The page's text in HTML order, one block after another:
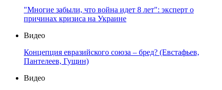
"Многие забыли, что война идет 8 лет": эксперт о
причинах кризиса на Украине
Видео
Концепция евразийского союза – бред? (Евстафьев,
Пантелеев, Гущин)
Видео